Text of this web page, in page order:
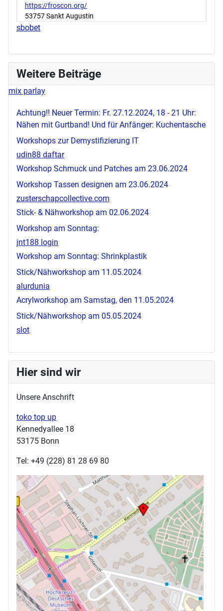
https://froscon.org/
53757 Sankt Augustin
sbobet
Weitere Beiträge
mix parlay
Achtung!! Neuer Termin: Fr. 27.12.2024, 18 - 21 Uhr:
Nähen mit Gurtband! Und für Anfänger: Kuchentasche
Workshops zur Demystifizierung IT
udin88 daftar
Workshop Schmuck und Patches am 23.06.2024
Workshop Tassen designen am 23.06.2024
zusterschapcollective.com
Stick- & Nähworkshop am 02.06.2024
Workshop am Sonntag:
jnt188 login
Workshop am Sonntag: Shrinkplastik
Stick/Nähworkshop am 11.05.2024
alurdunia
Acrylworkshop am Samstag, den 11.05.2024
Stick/Nähworkshop am 05.05.2024
slot
Hier sind wir
Unsere Anschrift
toko top up
Kennedyallee 18
53175 Bonn
Tel: +49 (228) 81 28 69 80